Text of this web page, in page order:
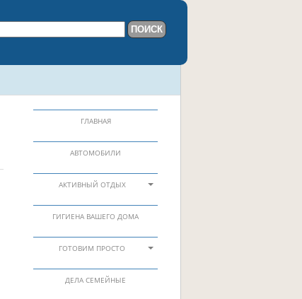
ГЛАВНАЯ
АВТОМОБИЛИ
АКТИВНЫЙ ОТДЫХ
ГИГИЕНА ВАШЕГО ДОМА
ГОТОВИМ ПРОСТО
ДЕЛА СЕМЕЙНЫЕ